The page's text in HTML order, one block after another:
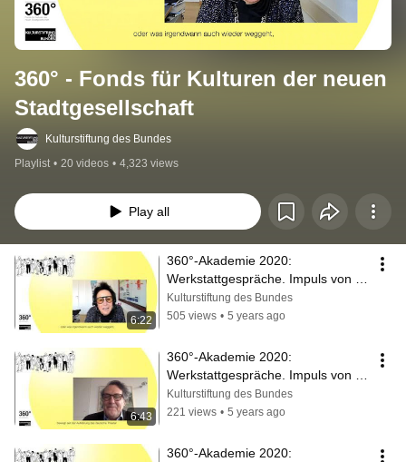
360° - Fonds für Kulturen der neuen
Stadtgesellschaft
Kulturstiftung des Bundes
Playlist • 20 videos • 4,323 views
Play all
6:22
360°-Akademie 2020:
Werkstattgespräche. Impuls von
Hortensia Völckers
Kulturstiftung des Bundes
505 views • 5 years ago
6:43
360°-Akademie 2020:
Werkstattgespräche. Impuls von
Michael Börgerding
Kulturstiftung des Bundes
221 views • 5 years ago
360°-Akademie 2020: